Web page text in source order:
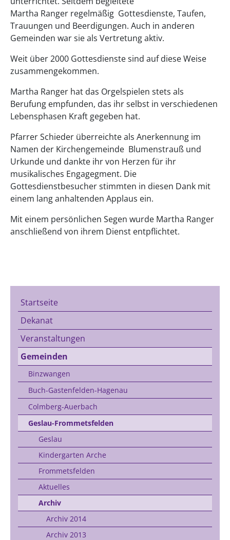
Martha Ranger regelmäßig Gottesdienste, Taufen,
Trauungen und Beerdigungen. Auch in anderen
Gemeinden war sie als Vertretung aktiv.
Weit über 2000 Gottesdienste sind auf diese Weise
zusammengekommen.
Martha Ranger hat das Orgelspielen stets als
Berufung empfunden, das ihr selbst in verschiedenen
Lebensphasen Kraft gegeben hat.
Pfarrer Schieder überreichte als Anerkennung im
Namen der Kirchengemeinde Blumenstrauß und
Urkunde und dankte ihr von Herzen für ihr
musikalisches Engagegment. Die
Gottesdienstbesucher stimmten in diesen Dank mit
einem lang anhaltenden Applaus ein.
Mit einem persönlichen Segen wurde Martha Ranger
anschließend von ihrem Dienst entpflichtet.
Startseite
Dekanat
Veranstaltungen
Gemeinden
Binzwangen
Buch-Gastenfelden-Hagenau
Colmberg-Auerbach
Geslau-Frommetsfelden
Geslau
Kindergarten Arche
Frommetsfelden
Aktuelles
Archiv
Archiv 2014
Archiv 2013